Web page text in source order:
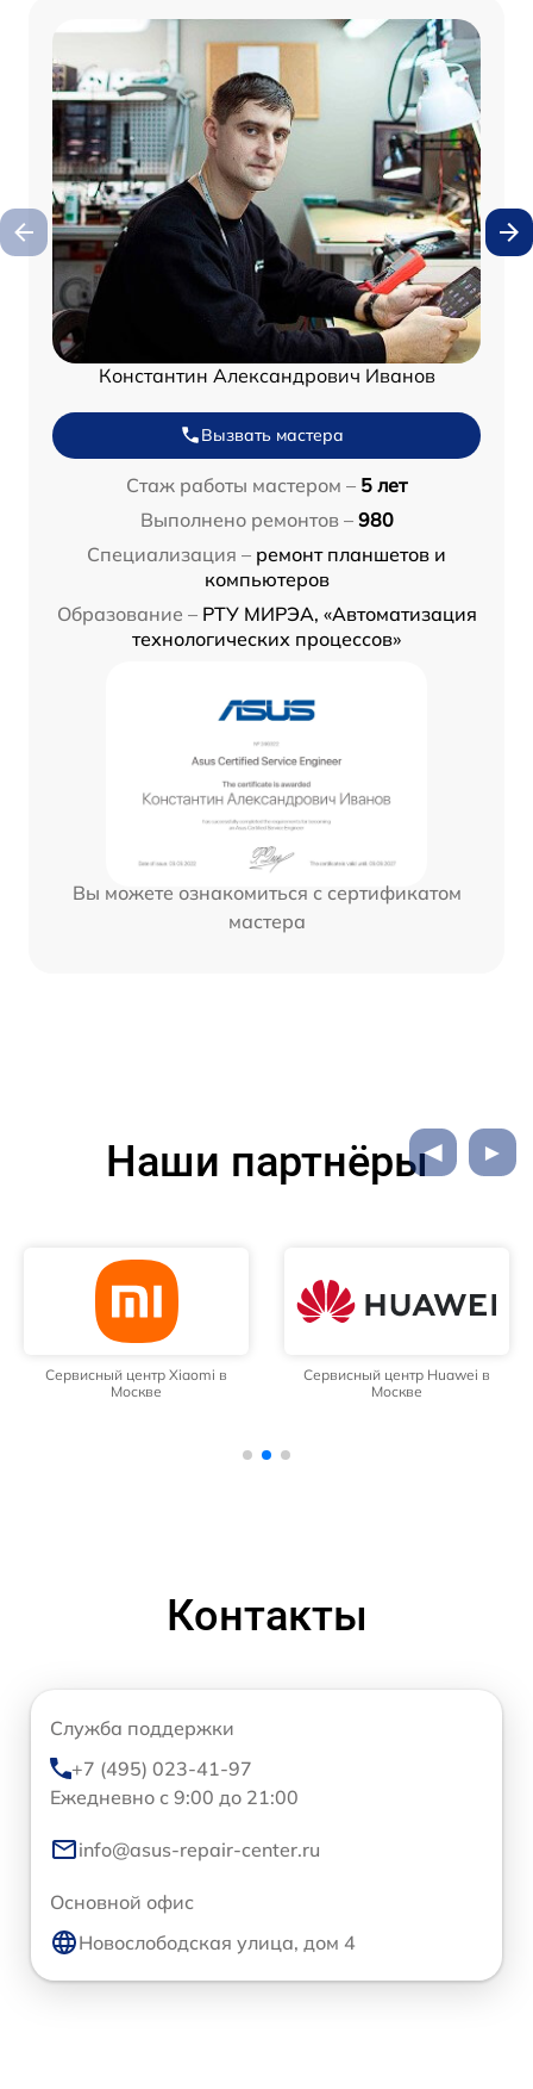
Константин Александрович Иванов
Вызвать мастера
Стаж работы мастером – 5 лет
Выполнено ремонтов – 980
Специализация – ремонт планшетов и
компьютеров
Образование – РТУ МИРЭА, «Автоматизация
технологических процессов»
Вы можете ознакомиться с сертификатом
мастера
Наши партнёры
Сервисный центр Huawei в
Москве
Сервисный центр Samsung в
Москве
Контакты
Служба поддержки
+7 (495) 023-41-97
Ежедневно с 9:00 до 21:00
info@asus-repair-center.ru
Основной офис
Новослободская улица, дом 4